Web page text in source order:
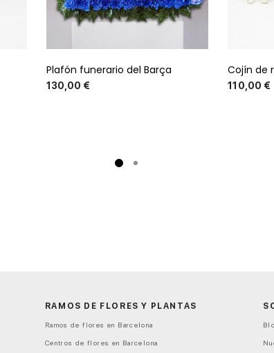
Plafón funerario del Barça
130,00 €
Cojín de
110,00 €
RAMOS DE FLORES Y PLANTAS
Ramos de flores en Barcelona
Centros de flores en Barcelona